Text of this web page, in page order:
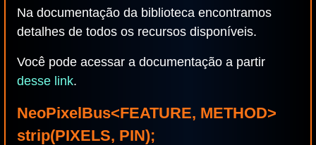
Na documentação da biblioteca encontramos
detalhes de todos os recursos disponíveis.
Você pode acessar a documentação a partir
desse link.
NeoPixelBus<FEATURE, METHOD>
strip(PIXELS, PIN);